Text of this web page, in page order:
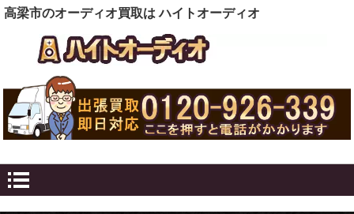
高梁市のオーディオ買取は ハイトオーディオ